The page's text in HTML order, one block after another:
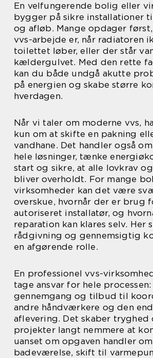
En velfungerende bolig eller
bygger på sikre installationer
og afløb. Mange opdager
vvs-arbejde er, når radiatoren
toilettet løber, eller der står
kældergulvet. Med den rette
kan du både undgå akutte
på energien og skabe større
hverdagen.
Når vi taler om moderne vvs,
kun om at skifte en pakning
vandhane. Det handler også
hele løsninger, tænke
start og sikre, at alle lovkrav
bliver overholdt. For mange
virksomheder kan det være
overskue, hvornår der er brug
autoriseret installatør, og
reparation kan klares selv. Her
rådgivning og gennemsigtig
en afgørende rolle.
En professionel vvs-
tage ansvar for hele
gennemgang og tilbud til
andre håndværkere og den
aflevering. Det skaber tryghed
projekter langt nemmere at
uanset om opgaven handler
badeværelse, skift til